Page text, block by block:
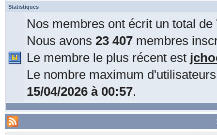
Statistiques
Nos membres ont écrit un total de
Nous avons 23 407membres
Le membre le plus récent est
Le nombre maximum
15/04/2026 à 00:57.